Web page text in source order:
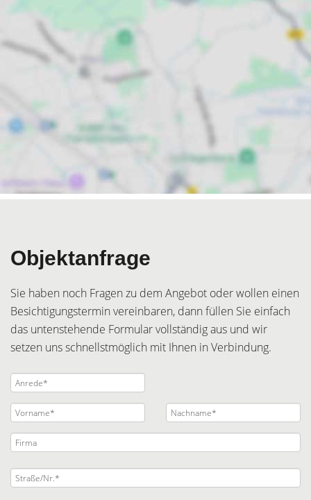
Objektanfrage
Sie haben noch Fragen zu dem Angebot oder wollen einen
Besichtigungstermin vereinbaren, dann füllen Sie einfach
das untenstehende Formular vollständig aus und wir
setzen uns schnellstmöglich mit Ihnen in Verbindung.